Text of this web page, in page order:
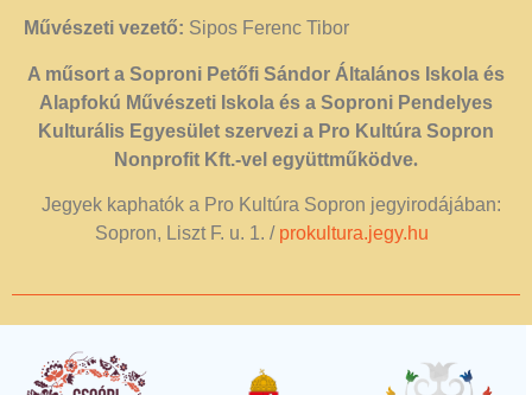
Művészeti vezető: Sipos Ferenc Tibor
A műsort a Soproni Petőfi Sándor Általános Iskola és
Alapfokú Művészeti Iskola és a Soproni Pendelyes
Kulturális Egyesület szervezi a Pro Kultúra Sopron
Nonprofit Kft.-vel együttműködve.
Jegyek kaphatók a Pro Kultúra Sopron jegyirodájában:
Sopron, Liszt F. u. 1. / prokultura.jegy.hu